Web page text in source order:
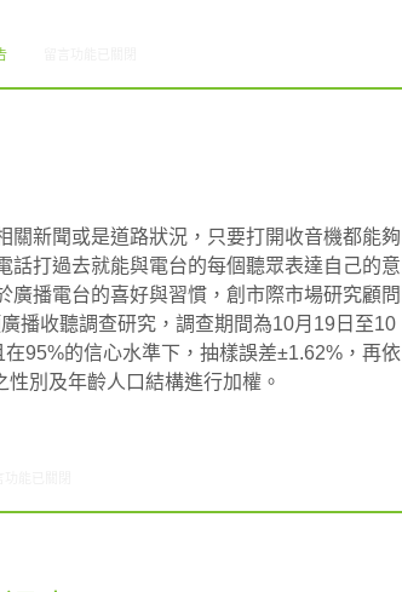
關新聞或是道路狀況，只要打開收音機都能夠
話打過去就能與電台的每個聽眾表達自己的意
廣播電台的喜好與習慣，創市際市場研究顧問
播收聽調查研究，調查期間為10月19日至10
95%的信心水準下，抽樣誤差±1.62%，再依
別及年齡人口結構進行加權。